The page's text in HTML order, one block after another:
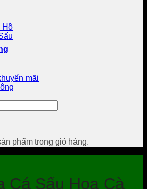
Hồ
mãi
phẩm trong giỏ hàng.
Cá Sấu Hoa Cà